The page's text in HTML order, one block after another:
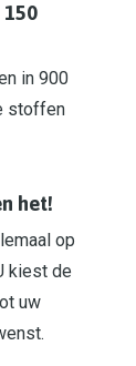
150
in 900
stoffen
het!
op
kiest de
uw